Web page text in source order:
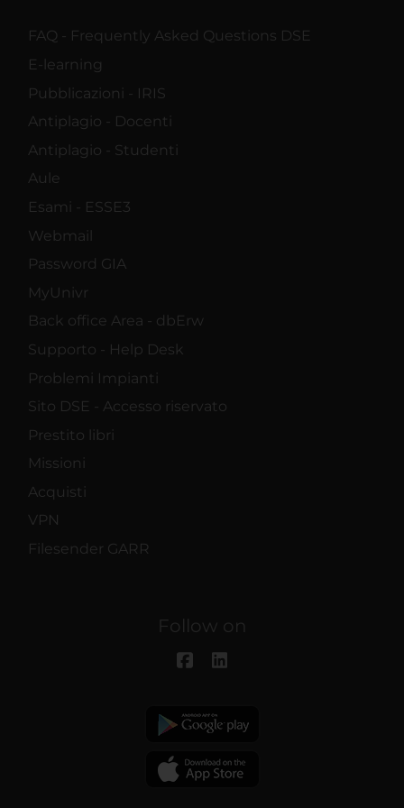
FAQ - Frequently Asked Questions DSE
E-learning
Pubblicazioni - IRIS
Antiplagio - Docenti
Antiplagio - Studenti
Aule
Esami - ESSE3
Webmail
Password GIA
MyUnivr
Back office Area - dbErw
Supporto - Help Desk
Problemi Impianti
Sito DSE - Accesso riservato
Prestito libri
Missioni
Acquisti
VPN
Filesender GARR
Follow on